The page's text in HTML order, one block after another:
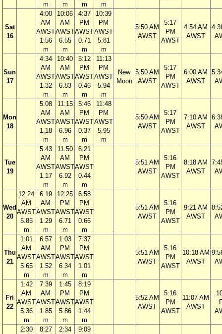
m
m
m
m
Sat
16
4:00
AM
AWST
1.56
m
10:06
AM
AWST
6.55
m
4:37
PM
AWST
0.71
m
10:39
PM
AWST
5.81
m
5:50 AM
AWST
5:17
PM
AWST
4:54 AM
AWST
Sun
17
4:34
AM
AWST
1.32
m
10:40
AM
AWST
6.83
m
5:12
PM
AWST
0.46
m
11:13
PM
AWST
5.94
m
New
Moon
5:50 AM
AWST
5:17
PM
AWST
6:00 AM
AWST
Mon
18
5:08
AM
AWST
1.18
m
11:15
AM
AWST
6.96
m
5:46
PM
AWST
0.37
m
11:48
PM
AWST
5.95
m
5:50 AM
AWST
5:17
PM
AWST
7:10 AM
AWST
Tue
19
5:43
AM
AWST
1.17
m
11:50
AM
AWST
6.92
m
6:21
PM
AWST
0.44
m
5:51 AM
AWST
5:16
PM
AWST
8:18 AM
AWST
Wed
20
12:24
AM
AWST
5.85
m
6:19
AM
AWST
1.29
m
12:25
PM
AWST
6.71
m
6:58
PM
AWST
0.66
m
5:51 AM
AWST
5:16
PM
AWST
9:21 AM
AWST
Thu
21
1:01
AM
AWST
5.65
m
6:57
AM
AWST
1.52
m
1:03
PM
AWST
6.34
m
7:37
PM
AWST
1.01
m
5:51 AM
AWST
5:16
PM
AWST
10:18 AM
AWST
Fri
22
1:42
AM
AWST
5.36
m
7:39
AM
AWST
1.85
m
1:45
PM
AWST
5.86
m
8:19
PM
AWST
1.44
m
5:52 AM
AWST
5:16
PM
AWST
11:07 AM
AWST
2:30
8:27
2:34
9:09